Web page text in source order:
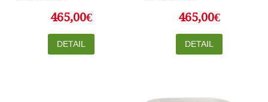
465,00€
DETAIL
465,00€
DETAIL